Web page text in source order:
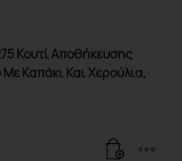
Κουτί Αποθήκευσης
Καπάκι Και Χερούλια,